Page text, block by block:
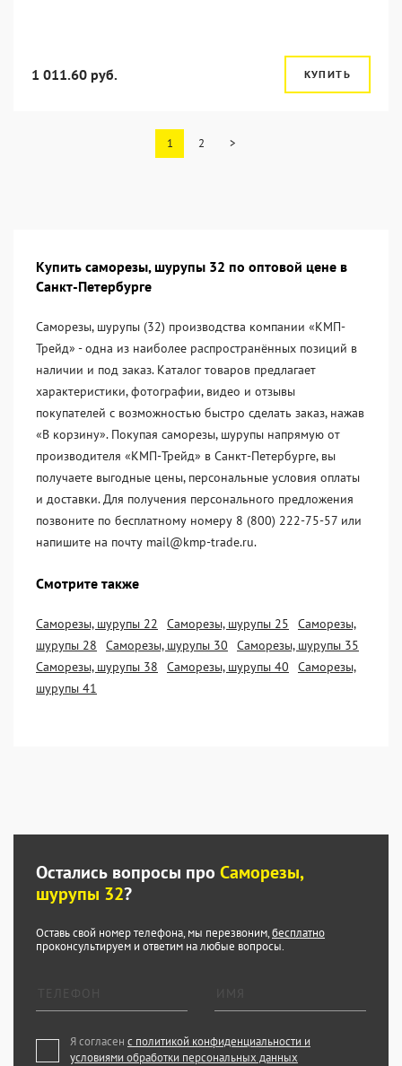
1 011.60 руб. КУПИТЬ
1 2 >
Купить саморезы, шурупы 32 по оптовой цене в
Санкт-Петербурге
Саморезы, шурупы (32) производства компании «KМП-
Трейд» - одна из наиболее распространённых позиций в
наличии и под заказ. Каталог товаров предлагает
характеристики, фотографии, видео и отзывы
покупателей с возможностью быстро сделать заказ, нажав
«В корзину». Покупая саморезы, шурупы напрямую от
производителя «KМП-Трейд» в Санкт-Петербурге, вы
получаете выгодные цены, персональные условия оплаты
и доставки. Для получения персонального предложения
позвоните по бесплатному номеру 8 (800) 222-75-57 или
напишите на почту mail@kmp-trade.ru.
Смотрите также
Саморезы, шурупы 22 Саморезы, шурупы 25
Саморезы,
шурупы 28
Саморезы, шурупы 30
Саморезы, шурупы 35
Саморезы, шурупы 38
Саморезы, шурупы 40
Саморезы,
шурупы 41
Остались вопросы про Саморезы,
шурупы 32?
Оставь свой номер телефона, мы перезвоним,бесплатно
проконсультируем и ответим на любые вопросы.
Я согласен с политикой конфиденциальности и
условиями обработки персональных данных